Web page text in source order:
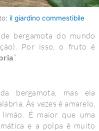
il giardino commestibile
bergamota do mundo
Por isso, o fruto é
”.
bergamota, mas ela
Às vezes é amarelo,
É maior que uma
e a polpa é muito